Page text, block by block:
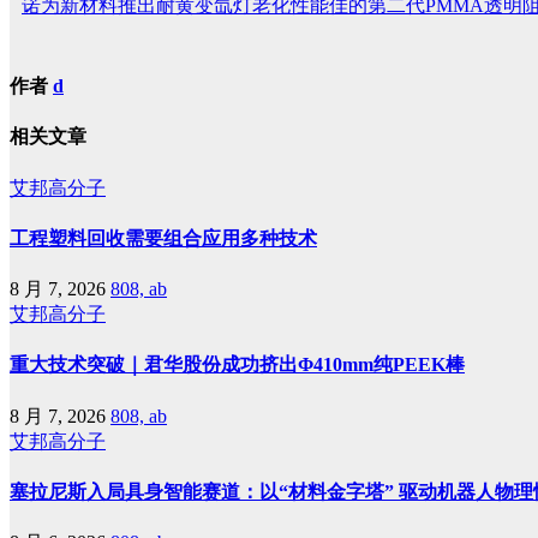
诺为新材料推出耐黄变氙灯老化性能佳的第二代PMMA透明
作者 d
相关文章
艾邦高分子
工程塑料回收需要组合应用多种技术
8 月 7, 2026 808, ab
艾邦高分子
重大技术突破｜君华股份成功挤出Φ410mm纯PEEK棒
8 月 7, 2026 808, ab
艾邦高分子
塞拉尼斯入局具身智能赛道：以“材料金字塔” 驱动机器人物